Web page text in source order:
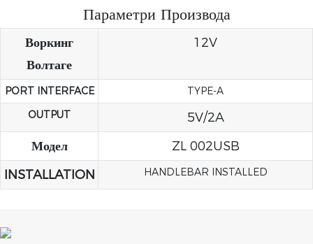
Параметри Производа
Воркинг
Волтаге
12V
PORT INTERFACE
TYPE-A
OUTPUT
5V/2A
Модел
ZL 002USB
INSTALLATION
HANDLEBAR INSTALLED